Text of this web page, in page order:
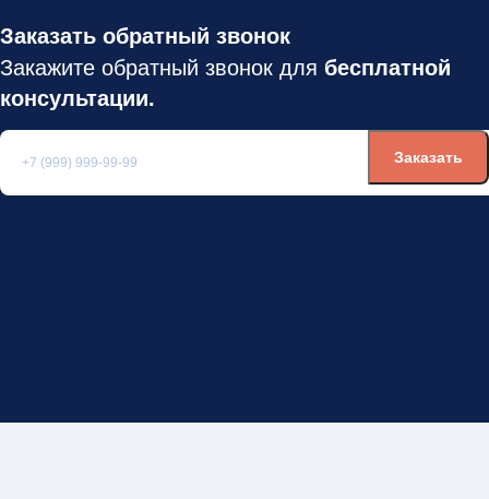
Заказать обратный звонок
Закажите обратный звонок для бесплатной
консультации.